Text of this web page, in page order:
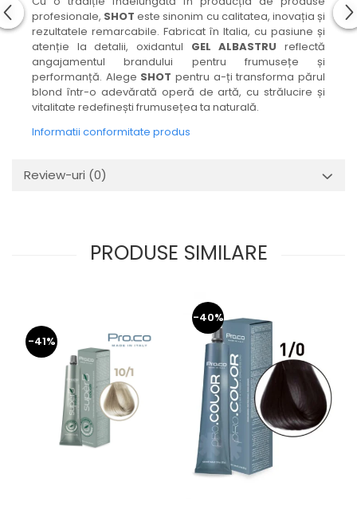
profesionale, SHOT este sinonim cu calitatea, inovația și
rezultatele remarcabile. Fabricat în Italia, cu pasiune și
atenție la detalii, oxidantul GEL ALBASTRU reflectă
angajamentul brandului pentru frumusețe și
performanță. Alege SHOT pentru a-ți transforma părul
blond într-o adevărată operă de artă, cu strălucire și
vitalitate redefinești frumusețea ta naturală.
Informatii conformitate produs
Review-uri (0)
PRODUSE SIMILARE
-41%
-40%